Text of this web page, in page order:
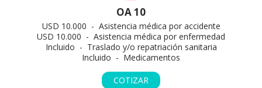
OA 10
USD 10.000 - Asistencia médica por accidente
USD 10.000 - Asistencia médica por enfermedad
Incluido - Traslado y/o repatriación sanitaria
Incluido - Medicamentos
COTIZAR